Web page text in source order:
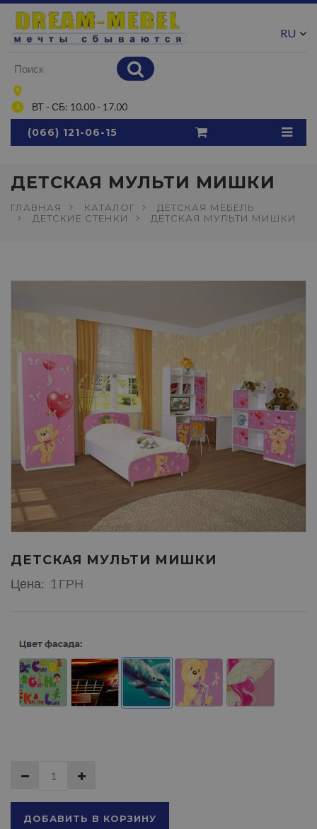
ВТ - СБ: 10.00 - 17.00
RU
(066) 121-06-15
ДЕТСКАЯ МУЛЬТИ МИШКИ
ГЛАВНАЯ КАТАЛОГ
ДЕТСКАЯ МЕБЕЛЬ
ДЕТСКИЕ СТЕНКИ
ДЕТСКАЯ МУЛЬТИ МИШКИ
ДЕТСКАЯ МУЛЬТИ МИШКИ
Цена: 1 ГРН
ДОБАВИТЬ В КОРЗИНУ